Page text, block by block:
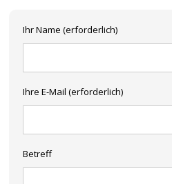
Ihr Name (erforderlich)
Ihre E-Mail (erforderlich)
Betreff